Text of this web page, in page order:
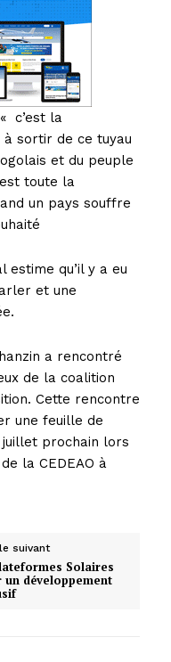
c’est la
sortir de ce tuyau
et du peuple
toute la
un pays souffre
estime qu’il y a eu
et une
a rencontré
de la coalition
Cette rencontre
une feuille de
prochain lors
la CEDEAO à
suivant
Solaires
un développement